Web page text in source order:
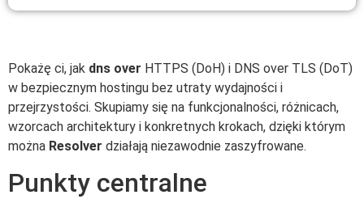
Pokażę ci, jak dns over HTTPS (DoH) i DNS over TLS (DoT)
w bezpiecznym hostingu bez utraty wydajności i
przejrzystości. Skupiamy się na funkcjonalności, różnicach,
wzorcach architektury i konkretnych krokach, dzięki którym
można Resolver działają niezawodnie zaszyfrowane.
Punkty centralne